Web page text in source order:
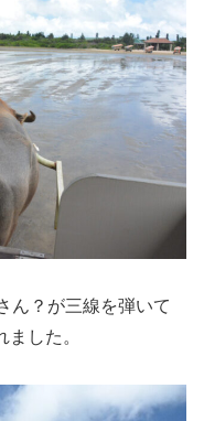
ん？が三線を弾いて
した。